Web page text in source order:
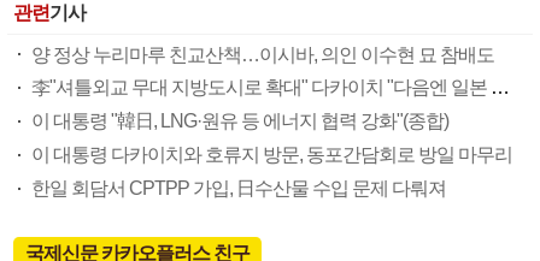
관련기사
양 정상 누리마루 친교산책…이시바, 의인 이수현 묘 참배도
李"셔틀외교 무대 지방도시로 확대" 다카이치 "다음엔 일본 어디로 모실까요"
이 대통령 "韓日, LNG·원유 등 에너지 협력 강화"(종합)
이 대통령 다카이치와 호류지 방문, 동포간담회로 방일 마무리
한일 회담서 CPTPP 가입, 日수산물 수입 문제 다뤄져
국제신문 카카오플러스 친구